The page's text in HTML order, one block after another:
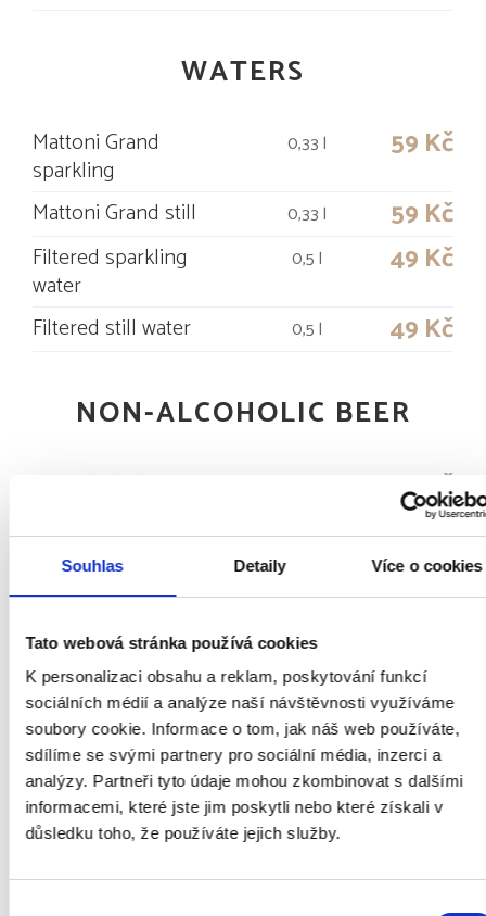
Souhlas Detaily Více o cookies
Tato webová stránka používá cookies
K personalizaci obsahu a reklam, poskytování funkcí
sociálních médií a analýze naší návštěvnosti využíváme
soubory cookie. Informace o tom, jak náš web používáte,
sdílíme se svými partnery pro sociální média, inzerci a
analýzy. Partneři tyto údaje mohou zkombinovat s dalšími
informacemi, které jste jim poskytli nebo které získali v
důsledku toho, že používáte jejich služby.
WATERS
Mattoni Grand
sparkling
0,33 l 59 Kč
Mattoni Grand still 0,33 l 59 Kč
Filtered sparkling
water
0,5 l 49 Kč
Filtered still water 0,5 l 49 Kč
NON-ALCOHOLIC BEER
Non-alcoholic 75 Kč
Birell (Lager)
alerg.:
0,33 l 65 Kč
Maisel's Weisse
(Wheat)
alerg.: 1
0,33 l 65 Kč
HOT DRINKS